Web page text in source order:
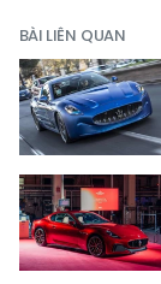
BÀI LIÊN QUAN